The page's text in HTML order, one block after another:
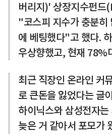
버리지)' 상장지수펀드
"코스피 지수가 충분히
에 베팅했다"고 했다.
우상향했고, 현재 78%
최근 직장인 온라인 커
로 큰돈을 잃었다는 글
하이닉스와 삼성전자
늦은 거 같아서 포모가